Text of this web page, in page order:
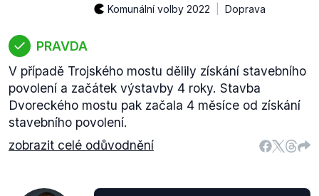
Komunální volby 2022
Doprava
PRAVDA
V případě Trojského mostu dělily získání stavebního
povolení a začátek výstavby 4 roky. Stavba
Dvoreckého mostu pak začala 4 měsíce od získání
stavebního povolení.
zobrazit celé odůvodnění